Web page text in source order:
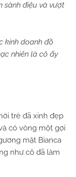
sành điệu và vượt
kinh doanh đồ
nhiên là cô ấy
trẻ đã xinh đẹp
có vòng một gợi
mặt Bianca
như cô đã làm